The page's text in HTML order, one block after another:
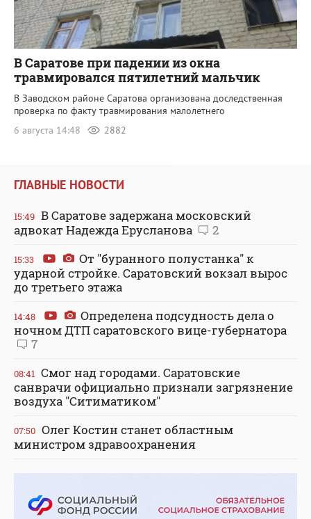
В Саратове при падении из окна
травмировался пятилетний мальчик
В Заводском районе Саратова организована доследственная
проверка по факту травмирования малолетнего
6 августа 14:48
2882
ГЛАВНЫЕ НОВОСТИ
15:49 В Саратове задержана московский
адвокат Надежда Ерусланова
2
15:33
От "буранного полустанка" к
ударной стройке. Саратовский вокзал вырос
до третьего этажа
14:48
Определена подсудность дела о
ночном ДТП саратовского вице-губернатора
7
08:41 Смог над городами. Саратовские
санврачи официально признали загрязнение
воздуха "Ситиматиком"
07:50 Олег Костин станет областным
министром здравоохранения